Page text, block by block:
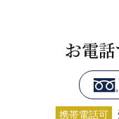
お電
携帯電話可